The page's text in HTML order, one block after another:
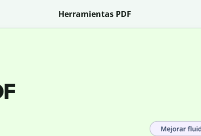
Herramientas PDF